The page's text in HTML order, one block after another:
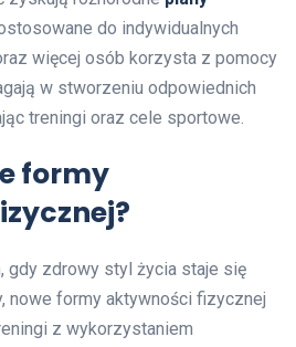
do indywidualnych
więcej osób korzysta z pomocy
w stworzeniu odpowiednich
treningi oraz cele sportowe.
formy
gdy zdrowy styl życia staje się
nowe formy aktywności fizycznej
z wykorzystaniem